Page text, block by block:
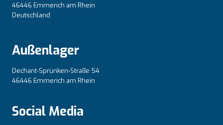
46446 Emmerich am Rhein
Deutschland
Außenlager
Dechant-Sprünken-Straße 54
46446 Emmerich am Rhein
Social Media